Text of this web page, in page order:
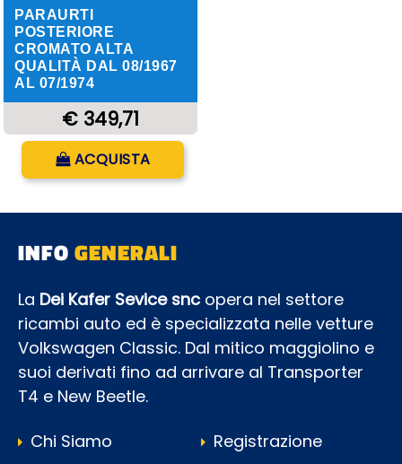
PARAURTI
POSTERIORE
CROMATO ALTA
QUALITÀ DAL 08/1967
AL 07/1974
€ 349,71
ACQUISTA
INFOGENERALI
La Dei Kafer Sevice snc opera nel settore
ricambi auto ed è specializzata nelle vetture
Volkswagen Classic. Dal mitico maggiolino e
suoi derivati fino ad arrivare al Transporter
T4 e New Beetle.
Chi Siamo
Registrazione